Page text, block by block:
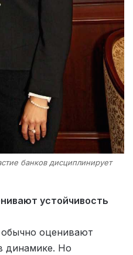
банков дисциплинирует
устойчивость
оценивают
динамике. Но